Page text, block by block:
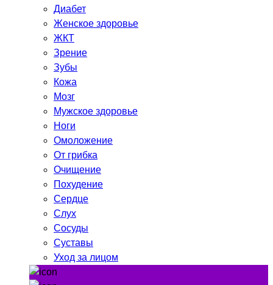
Диабет
Женское здоровье
ЖКТ
Зрение
Зубы
Кожа
Мозг
Мужское здоровье
Ноги
Омоложение
От грибка
Очищение
Похудение
Сердце
Слух
Сосуды
Суставы
Уход за лицом